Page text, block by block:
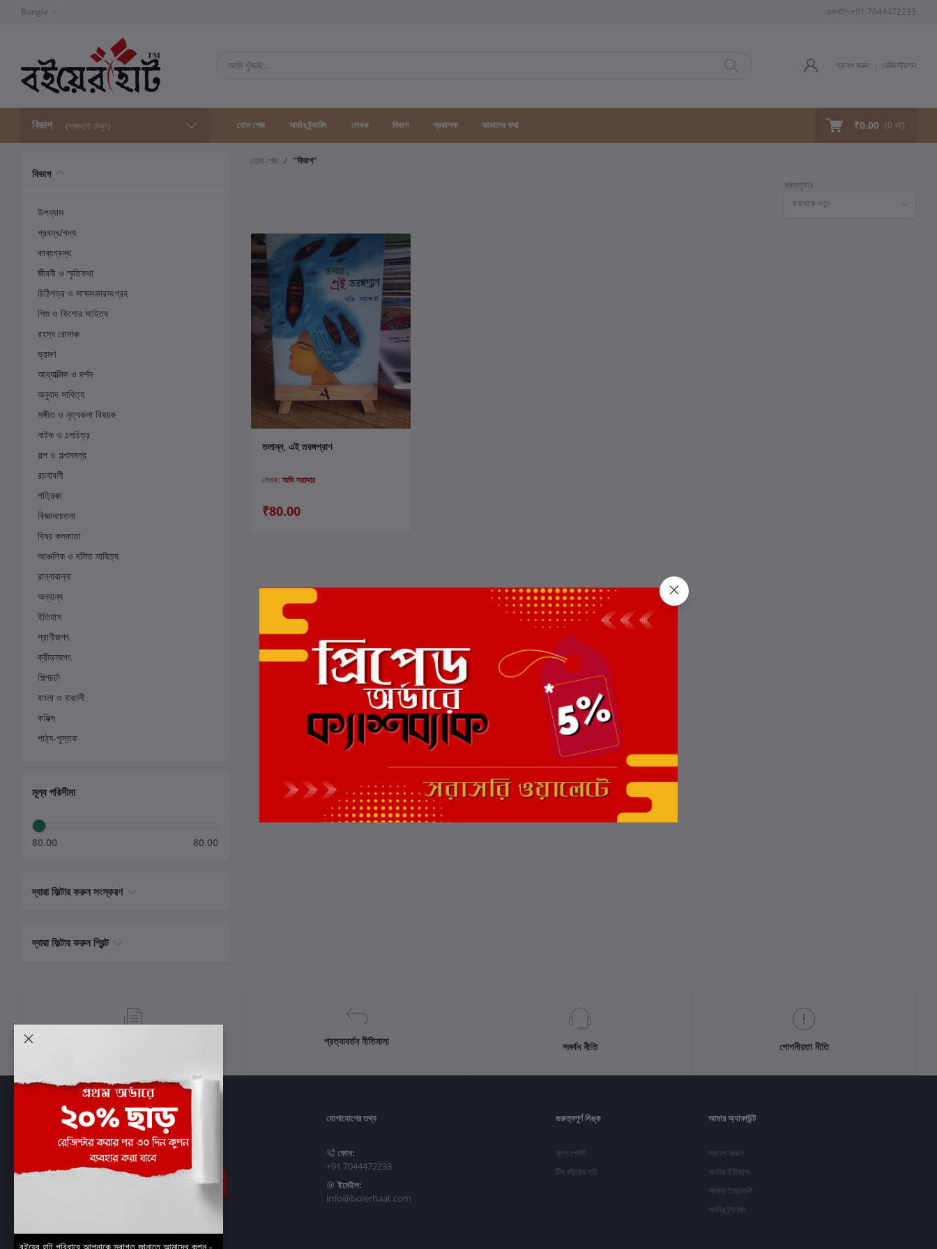
Bangla হেল্পলাইন +91 7044472233
প্রবেশ করুন রেজিস্ট্রেশান
বিভাগ (সবগুলো দেখুন) হোম পেজ অর্ডার ট্র্যাকিং লেখক বিভাগ প্রকাশক আমাদের কথা ₹0.00 (0 বই)
বিভাগ
উপন্যাস
প্রবন্ধ/গদ্য
কাব্যগ্রন্থ
জীবনী ও স্মৃতিকথা
চিঠিপত্র ও সাক্ষাৎকারসংগ্রহ
শিশু ও কিশোর সাহিত্য
রহস্য রোমাঞ্চ
ভ্রমণ
আধ্যাত্মিক ও দর্শন
অনুবাদ সাহিত্য
সঙ্গীত ও নৃত্যকলা বিষয়ক
নাটক ও চলচিত্র
গল্প ও গল্পসমগ্র
রচনাবলী
পত্রিকা
বিজ্ঞানচেতনা
বিষয় কলকাতা
আঞ্চলিক ও দলিত সাহিত্য
রান্নাবান্না
অন্যান্য
ইতিহাস
প্রাণীজগৎ
ক্রীড়াজগৎ
শিল্পচর্চা
বাংলা ও বাঙালী
কমিক্স
পাঠ্য-পুস্তক
মূল্য পরিসীমা
80.00 80.00
দ্বারা ফিল্টার করুন সংস্করণ
দ্বারা ফিল্টার করুন প্রিন্ট
হোম পেজ
"বিভাগ"
ক্রমানুসার
সবথেকে নতুন
কার্টে যোগ করুন
তলান্ন, এই তরঙ্গপ্রাণ
লেখক: অভি সমাদ্দার
₹80.00
প্রত্যাবর্তন নীতিমালা সমর্থন নীতি গোপনীয়তা নীতি
সাবস্ক্রাইব
যোগাযোগের তথ্য
ফোন:
+91 7044472233
ইমেইল:
info@boierhaat.com
গুরুত্বপূর্ণ লিঙ্ক
ব্লগ পোস্ট
টিম বইয়ের হাট
আমার অ্যাকাউন্ট
প্রবেশ করুন
অর্ডার ইতিহাস
আমার ইচ্ছাগুলি
অর্ডার ট্র্যাকিং